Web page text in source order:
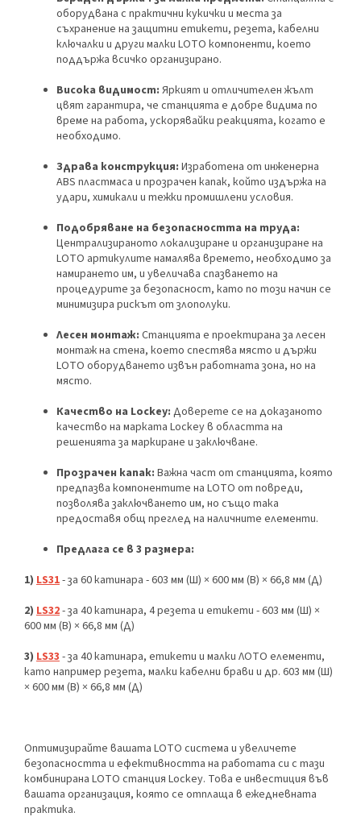
оборудвана с практични кукички и места за
съхранение на защитни етикети, резета, кабелни
ключалки и други малки LOTO компоненти, което
поддържа всичко организирано.
Висока видимост: Яркият и отличителен жълт
цвят гарантира, че станцията е добре видима по
време на работа, ускорявайки реакцията, когато е
необходимо.
Здрава конструкция: Изработена от инженерна
ABS пластмаса и прозрачен капак, който издържа на
удари, химикали и тежки промишлени условия.
Подобряване на безопасността на труда:
Централизираното локализиране и организиране на
LOTO артикулите намалява времето, необходимо за
намирането им, и увеличава спазването на
процедурите за безопасност, като по този начин се
минимизира рискът от злополуки.
Лесен монтаж: Станцията е проектирана за лесен
монтаж на стена, което спестява място и държи
LOTO оборудването извън работната зона, но на
място.
Качество на Lockey: Доверете се на доказаното
качество на марката Lockey в областта на
решенията за маркиране и заключване.
Прозрачен капак: Важна част от станцията, която
предпазва компонентите на LOTO от повреди,
позволява заключването им, но също така
предоставя общ преглед на наличните елементи.
Предлага се в 3 размера:
1) LS31- за 60 катинара - 603 мм (Ш) × 600 мм (В) × 66,8 мм (Д)
2) LS32- за 40 катинара, 4 резета и етикети - 603 мм (Ш) ×
600 мм (В) × 66,8 мм (Д)
3) LS33- за 40 катинара, етикети и малки ЛОТО елементи,
като например резета, малки кабелни брави и др. 603 мм (Ш)
× 600 мм (В) × 66,8 мм (Д)
Оптимизирайте вашата LOTO система и увеличете
безопасността и ефективността на работата си с тази
комбинирана LOTO станция Lockey. Това е инвестиция във
вашата организация, която се отплаща в ежедневната
практика.